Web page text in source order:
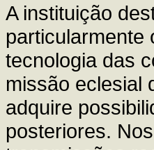
A instituição
particularmente
tecnologia das
missão eclesial
adquire
posteriores.